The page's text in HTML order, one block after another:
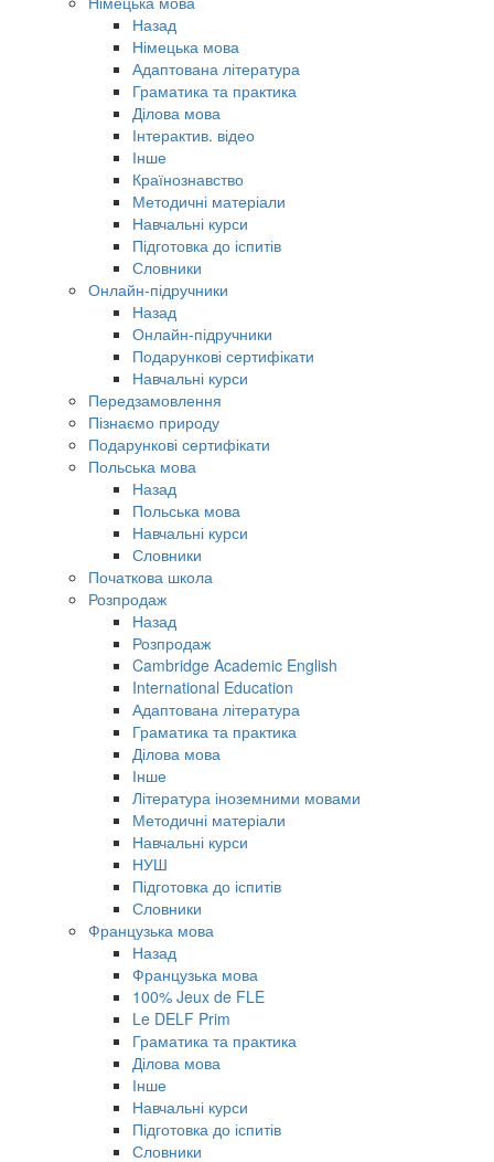
Назад
Німецька мова
Адаптована література
Граматика та практика
Ділова мова
Інтерактив. відео
Інше
Країнознавство
Методичні матеріали
Навчальні курси
Підготовка до іспитів
Словники
Онлайн-підручники
Назад
Онлайн-підручники
Подарункові сертифікати
Навчальні курси
Передзамовлення
Пізнаємо природу
Подарункові сертифікати
Польська мова
Назад
Польська мова
Навчальні курси
Словники
Початкова школа
Розпродаж
Назад
Розпродаж
Cambridge Academic English
International Education
Адаптована література
Граматика та практика
Ділова мова
Інше
Література іноземними мовами
Методичні матеріали
Навчальні курси
НУШ
Підготовка до іспитів
Словники
Французька мова
Назад
Французька мова
100% Jeux de FLE
Le DELF Prim
Граматика та практика
Ділова мова
Інше
Навчальні курси
Підготовка до іспитів
Словники